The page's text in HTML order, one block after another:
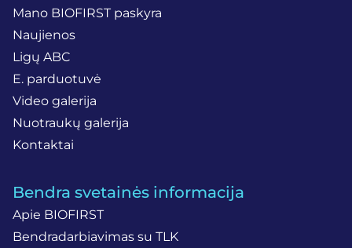
Mano BIOFIRST paskyra
Naujienos
Ligų ABC
E. parduotuvė
Video galerija
Nuotraukų galerija
Kontaktai
Bendra svetainės informacija
Apie BIOFIRST
Bendradarbiavimas su TLK